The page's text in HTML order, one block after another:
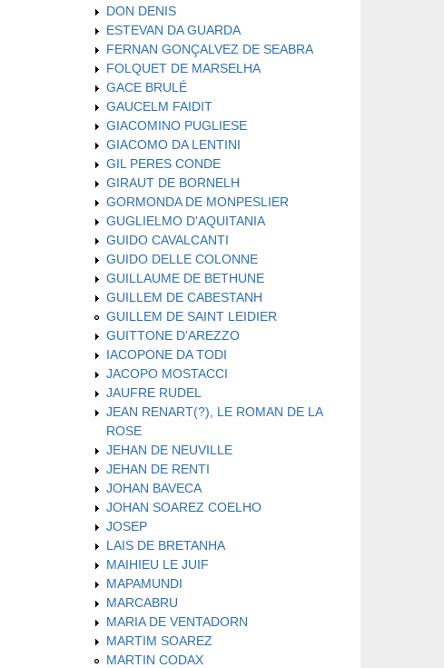
DON DENIS
ESTEVAN DA GUARDA
FERNAN GONÇALVEZ DE SEABRA
FOLQUET DE MARSELHA
GACE BRULÉ
GAUCELM FAIDIT
GIACOMINO PUGLIESE
GIACOMO DA LENTINI
GIL PERES CONDE
GIRAUT DE BORNELH
GORMONDA DE MONPESLIER
GUGLIELMO D'AQUITANIA
GUIDO CAVALCANTI
GUIDO DELLE COLONNE
GUILLAUME DE BETHUNE
GUILLEM DE CABESTANH
GUILLEM DE SAINT LEIDIER
GUITTONE D'AREZZO
IACOPONE DA TODI
JACOPO MOSTACCI
JAUFRE RUDEL
JEAN RENART(?), LE ROMAN DE LA
ROSE
JEHAN DE NEUVILLE
JEHAN DE RENTI
JOHAN BAVECA
JOHAN SOAREZ COELHO
JOSEP
LAIS DE BRETANHA
MAIHIEU LE JUIF
MAPAMUNDI
MARCABRU
MARIA DE VENTADORN
MARTIM SOAREZ
MARTIN CODAX